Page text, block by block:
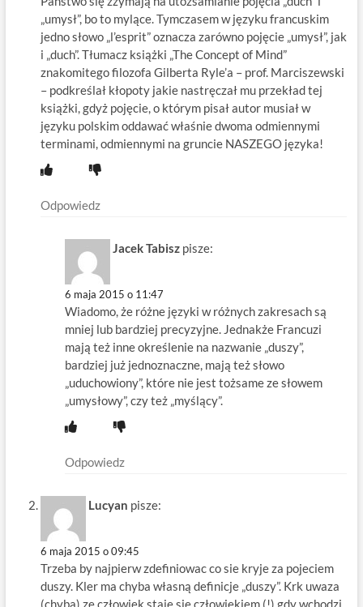
„umysł”, bo to mylące. Tymczasem w języku francuskim
jedno słowo „l’esprit” oznacza zarówno pojęcie „umysł”, jak
i „duch”. Tłumacz książki „The Concept of Mind”
znakomitego filozofa Gilberta Ryle’a – prof. Marciszewski
– podkreślał kłopoty jakie nastręczał mu przekład tej
książki, gdyż pojęcie, o którym pisał autor musiał w
języku polskim oddawać właśnie dwoma odmiennymi
terminami, odmiennymi na gruncie NASZEGO języka!
Odpowiedz
Jacek Tabisz pisze:
6 maja 2015 o 11:47
Wiadomo, że różne języki w różnych zakresach są
mniej lub bardziej precyzyjne. Jednakże Francuzi
mają też inne określenie na nazwanie „duszy”,
bardziej już jednoznaczne, mają też słowo
„uduchowiony”, które nie jest tożsame ze słowem
„umysłowy”, czy też „myślący”.
Odpowiedz
Lucyan pisze:
6 maja 2015 o 09:45
Trzeba by najpierw zdefiniowac co sie kryje za pojeciem
duszy. Kler ma chyba własną definicje „duszy”. Krk uwaza